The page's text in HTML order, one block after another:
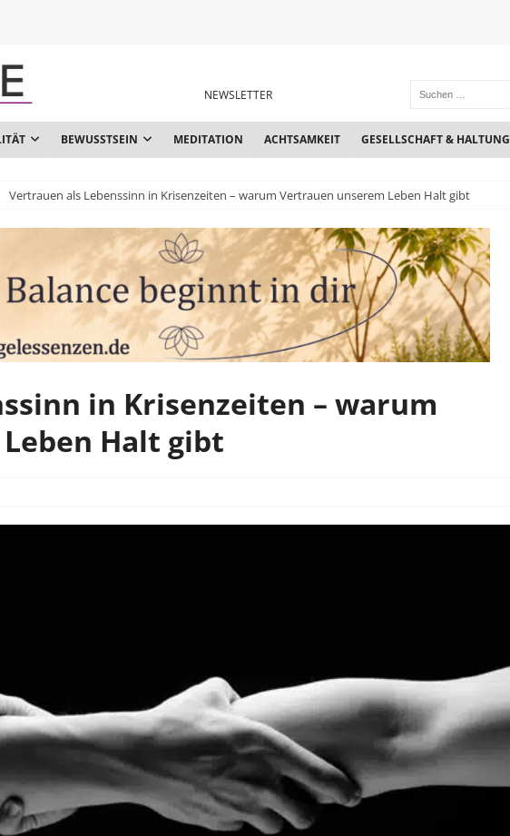
NEWSLETTER
BEWUSSTSEIN MEDITATION ACHTSAMKEIT GESELLSCHAFT & HALTUNG
Vertrauen als Lebenssinn in Krisenzeiten – warum Vertrauen unserem Leben Halt gibt
in Krisenzeiten – warum
Halt gibt